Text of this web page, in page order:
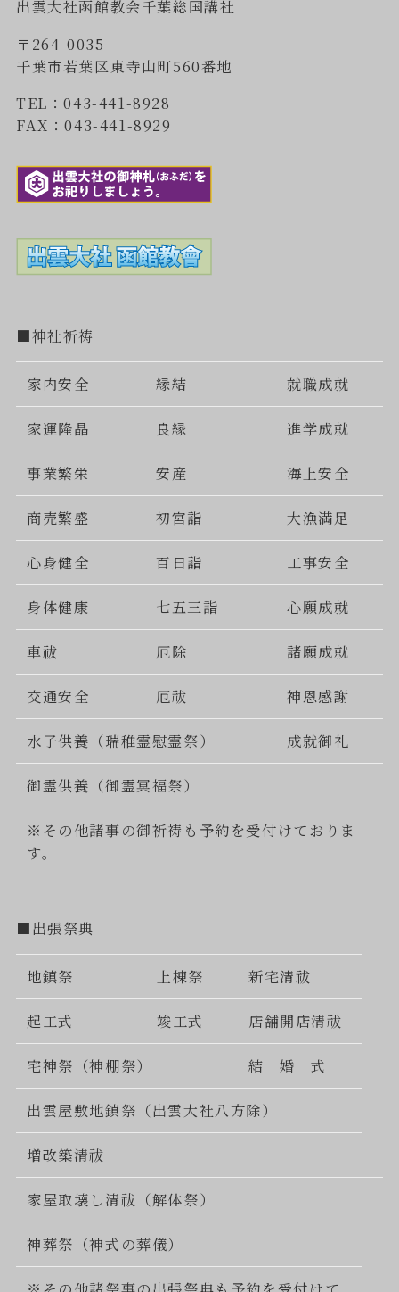
出雲大社函館教会千葉総国講社
〒264-0035
千葉市若葉区東寺山町560番地
TEL：043-441-8928
FAX：043-441-8929
■神社祈祷
家内安全 縁結 就職成就
家運隆晶 良縁 進学成就
事業繁栄 安産 海上安全
商売繁盛 初宮詣 大漁満足
心身健全 百日詣 工事安全
身体健康 七五三詣 心願成就
車祓 厄除 諸願成就
交通安全 厄祓 神恩感謝
水子供養（瑞稚霊慰霊祭） 成就御礼
御霊供養（御霊冥福祭）
※その他諸事の御祈祷も予約を受付けておりま
す。
■出張祭典
地鎮祭 上棟祭 新宅清祓
起工式 竣工式 店舗開店清祓
宅神祭（神棚祭） 結 婚 式
出雲屋敷地鎮祭（出雲大社八方除）
増改築清祓
家屋取壊し清祓（解体祭）
神葬祭（神式の葬儀）